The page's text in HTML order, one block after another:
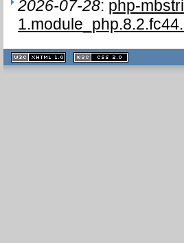
2026-07-28: php-
XHTML
1.1 valide
2.0 valide